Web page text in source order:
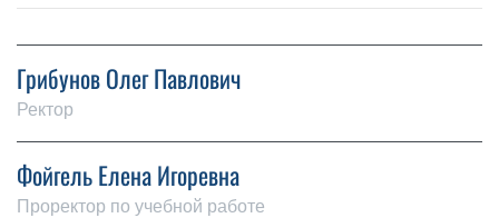
Грибунов Олег Павлович
Ректор
Фойгель Елена Игоревна
Проректор по учебной работе